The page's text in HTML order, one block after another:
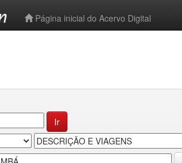
Página inicial do Acervo Digital